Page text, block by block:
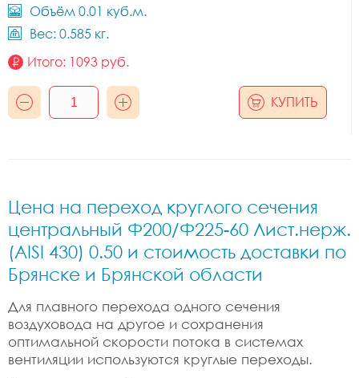
Объём 0.01 куб.м.
Вес: 0.585 кг.
Итого: 1093 руб.
КУПИТЬ
Цена на переход круглого сечения
центральный Ф200/Ф225-60 Лист.нерж.
(AISI 430) 0.50 и стоимость доставки по
Брянске и Брянской области
Для плавного перехода одного сечения
воздуховода на другое и сохранения
оптимальной скорости потока в системах
вентиляции используются круглые переходы.